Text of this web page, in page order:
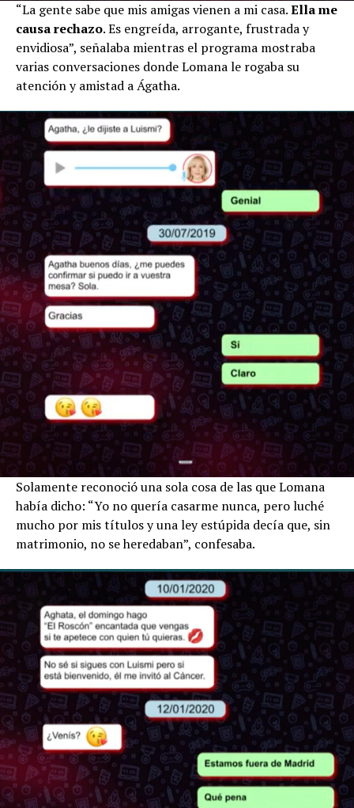
“La gente sabe que mis amigas vienen a mi casa.Ella me
causa rechazo. Es engreída, arrogante, frustrada y
envidiosa”, señalaba mientras el programa mostraba
varias conversaciones donde Lomana le rogaba su
atención y amistad a Ágatha.
Solamente reconoció una sola cosa de las que Lomana
había dicho: “Yo no quería casarme nunca, pero luché
mucho por mis títulos y una ley estúpida decía que, sin
matrimonio, no se heredaban”, confesaba.